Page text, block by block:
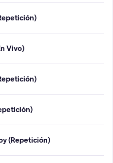
Vivo)
(Repetición)